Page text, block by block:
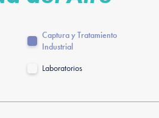
Captura y Tratamiento
Industrial
Laboratorios